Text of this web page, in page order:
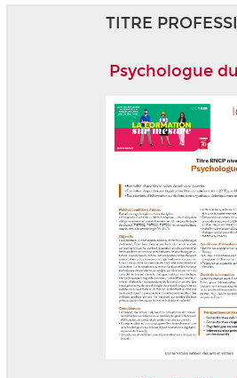
TITRE
Psychologue